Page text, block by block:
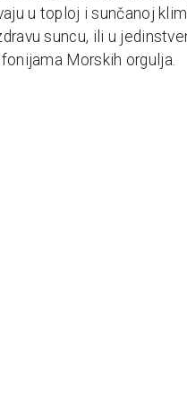
u toploj i sunčanoj
suncu, ili u
Morskih orgulja.